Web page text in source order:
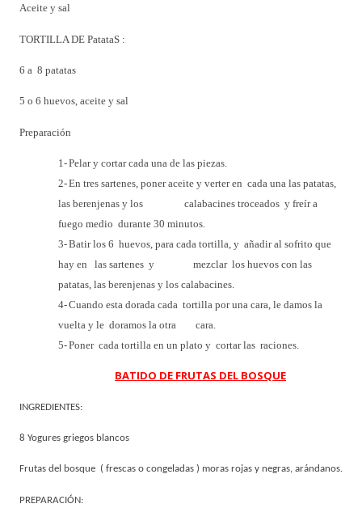
Aceite y sal
TORTILLA DE PatataS :
6 a 8 patatas
5 o 6 huevos, aceite y sal
Preparación
1-Pelar y cortar cada una de las piezas.
2-En tres sartenes, poner aceite y verter en cada una las patatas,
las berenjenas y los calabacines troceados y freír a
fuego medio durante 30 minutos.
3-Batir los 6 huevos, para cada tortilla, y añadir al sofrito que
hay en las sartenes y mezclar los huevos con las
patatas, las berenjenas y los calabacines.
4-Cuando esta dorada cada tortilla por una cara, le damos la
vuelta y le doramos la otra cara.
5-Poner cada tortilla en un plato y cortar las raciones.
BATIDO DE FRUTAS DEL BOSQUE
INGREDIENTES:
8 Yogures griegos blancos
Frutas del bosque ( frescas o congeladas ) moras rojas y negras, arándanos.
PREPARACIÓN: